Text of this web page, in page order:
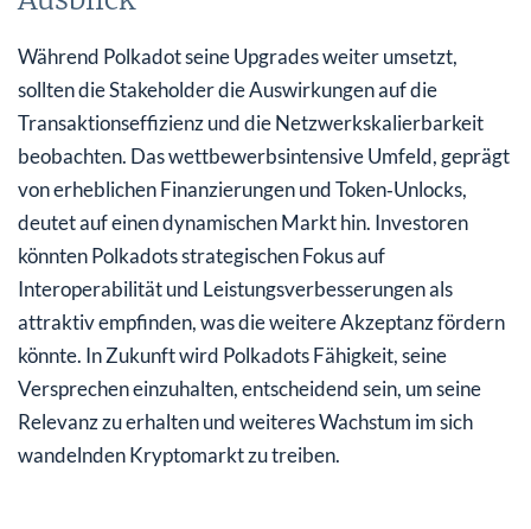
Während Polkadot seine Upgrades weiter umsetzt,
sollten die Stakeholder die Auswirkungen auf die
Transaktionseffizienz und die Netzwerkskalierbarkeit
beobachten. Das wettbewerbsintensive Umfeld, geprägt
von erheblichen Finanzierungen und Token‑Unlocks,
deutet auf einen dynamischen Markt hin. Investoren
könnten Polkadots strategischen Fokus auf
Interoperabilität und Leistungsverbesserungen als
attraktiv empfinden, was die weitere Akzeptanz fördern
könnte. In Zukunft wird Polkadots Fähigkeit, seine
Versprechen einzuhalten, entscheidend sein, um seine
Relevanz zu erhalten und weiteres Wachstum im sich
wandelnden Kryptomarkt zu treiben.